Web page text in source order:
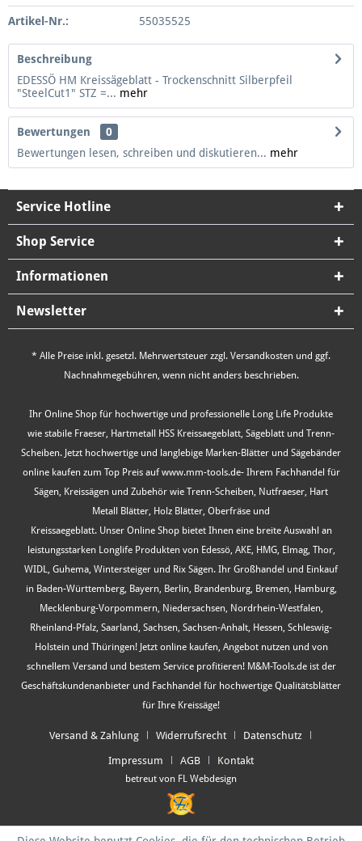
Artikel-Nr.: 55035525
Beschreibung
EDESSÖ HM Kreissägeblatt - Trockenschnitt Silberpfeil
"SteelCut1" STZ =... mehr
Bewertungen
0
Bewertungen lesen, schreiben und diskutieren... mehr
Service Hotline
Shop Service
Informationen
Newsletter
* Alle Preise inkl. gesetzl. Mehrwertsteuer zzgl. Versandkosten und ggf.
Nachnahmegebühren, wenn nicht anders beschrieben.
Ihr Online Shop für hochwertige und professionelle Long Life Produkte
wie stabile Fraeser, Hartmetall HSS Kreissaegeblatt, Sägeblatt und Trenn-
Scheiben. Jetzt hochwertige und langlebige Marken-Blätter und Sägebänder
online kaufen zum Top Preis auf www.mm-tools.de- Ihrem Fachhandel für
Sägen, Kreissägen und Zubehör wie Trenn-Scheiben, Nutfraeser, Hart
Metall Blätter, Holz Blätter, Oberfräse und
Kreissaegeblatt. Unser Online Shop bietet Ihnen eine breite Auswahl an
leistungsstarken Longlife Produkten von Edessö, AKE, HMG, Elmag, Thor,
WIDL, Guhema, Wintersteiger und Rix Sägen. Ihr Großhandel und Einkauf
in Baden-Württemberg, Bayern, Berlin, Brandenburg, Bremen, Hamburg,
Mecklenburg-Vorpommern, Niedersachsen, Nordrhein-Westfalen,
Rheinland-Pfalz, Saarland, Sachsen, Sachsen-Anhalt, Hessen, Schleswig-
Holstein und Thüringen! Jetzt online kaufen, Angebot nutzen und von
schnellem Versand und bestem Service profitieren! M&M-Tools.de ist der
Geschäftskundenanbieter und Fachhandel für hochwertige Qualitätsblätter
für Ihre Kreissäge!
Versand & Zahlung Widerrufsrecht Datenschutz
Impressum AGB Kontakt
betreut von FL Webdesign